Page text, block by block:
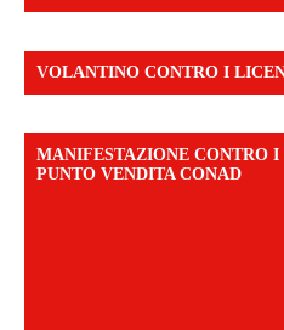
VOLANTINO CONTRO I
MANIFESTAZIONE CONTRO
PUNTO VENDITA CONAD